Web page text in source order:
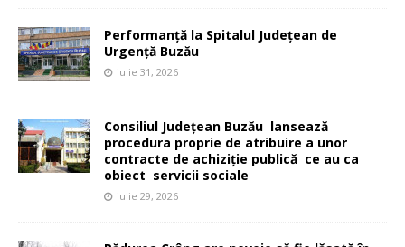
Performanță la Spitalul Județean de
Urgență Buzău
iulie 31, 2026
Consiliul Județean Buzău lansează
procedura proprie de atribuire a unor
contracte de achiziție publică ce au ca
obiect servicii sociale
iulie 29, 2026